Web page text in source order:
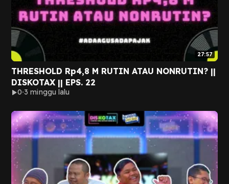
27:57
THRESHOLD Rp4,8 M RUTIN ATAU NONRUTIN? ||
DISKOTAX || EPS. 22
0 3 minggu lalu